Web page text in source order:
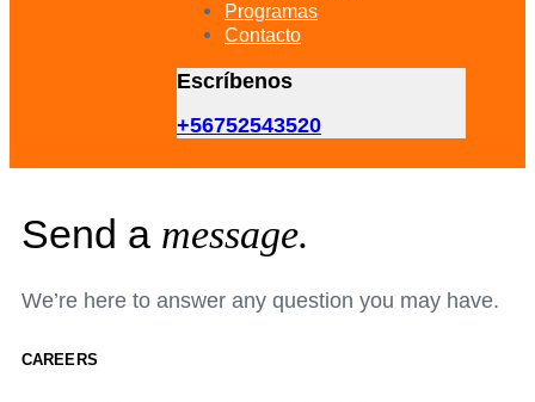
Programas
Contacto
Escríbenos
+56752543520
Send a message.
We’re here to answer any question you may have.
CAREERS